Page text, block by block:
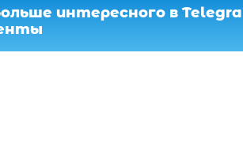
интересного в